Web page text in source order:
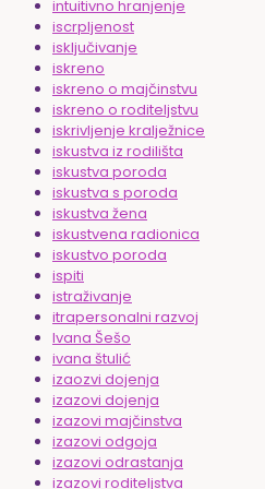
intuitivno hranjenje
iscrpljenost
isključivanje
iskreno
iskreno o majčinstvu
iskreno o roditeljstvu
iskrivljenje kralježnice
iskustva iz rodilišta
iskustva poroda
iskustva s poroda
iskustva žena
iskustvena radionica
iskustvo poroda
ispiti
istraživanje
itrapersonalni razvoj
Ivana Šešo
ivana štulić
izaozvi dojenja
izazovi dojenja
izazovi majčinstva
izazovi odgoja
izazovi odrastanja
izazovi roditeljstva